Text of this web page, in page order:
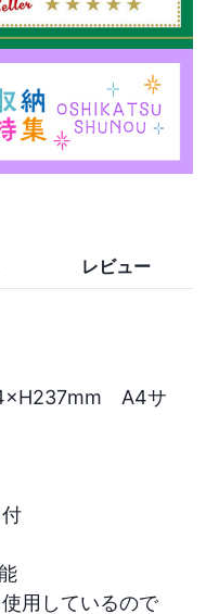
レビュー
　A4サ
付
用しているので